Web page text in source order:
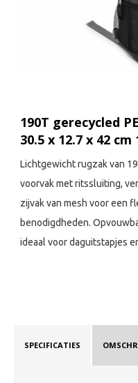
190T gerecycled
30.5 x 12.7 x 42 cm
Lichtgewicht rugzak van
voorvak met ritssluiting,
zijvak van mesh voor een
benodigdheden.
ideaal voor daguitstapjes
SPECIFICATIES